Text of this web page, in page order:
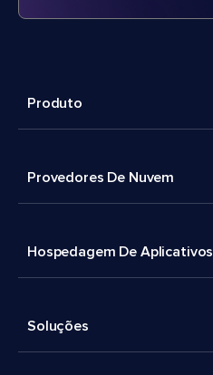
Produto
Provedores De Nuvem
Hospedagem De Aplicativos
Soluções